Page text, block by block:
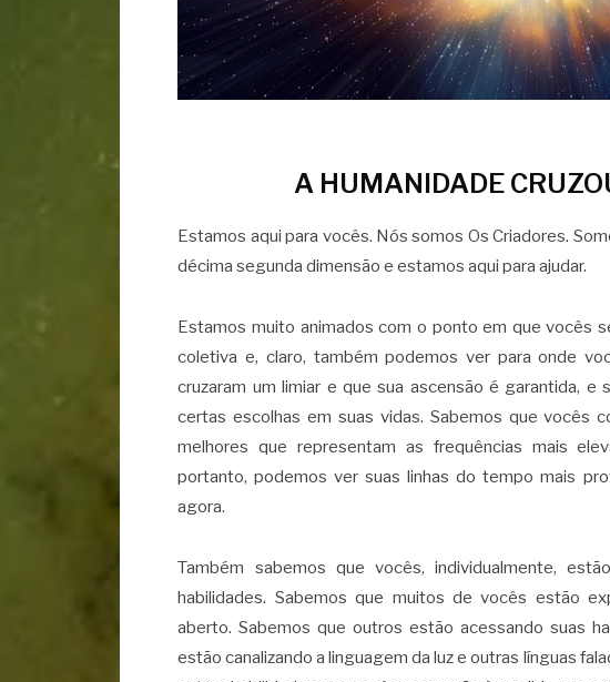
A HUMANIDADE
Estamos aqui para vocês. Nós somos Os Criadores.
décima segunda dimensão e estamos aqui para ajudar.
Estamos muito animados com o ponto em que vocês
coletiva e, claro, também podemos ver para onde
cruzaram um limiar e que sua ascensão é garantida,
certas escolhas em suas vidas. Sabemos que vocês
melhores que representam as frequências mais
portanto, podemos ver suas linhas do tempo mais
agora.
Também sabemos que vocês, individualmente,
habilidades. Sabemos que muitos de vocês estão
aberto. Sabemos que outros estão acessando suas
estão canalizando a linguagem da luz e outras línguas